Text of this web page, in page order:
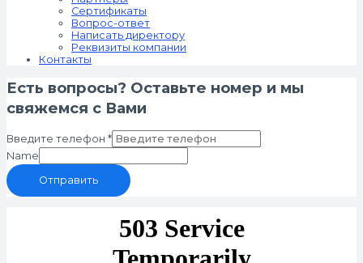
Сертификаты
Вопрос-ответ
Написать директору
Реквизиты компании
Контакты
Есть вопросы? Оставьте номер и мы
свяжемся с Вами
Введите телефон *
Name
Отправить